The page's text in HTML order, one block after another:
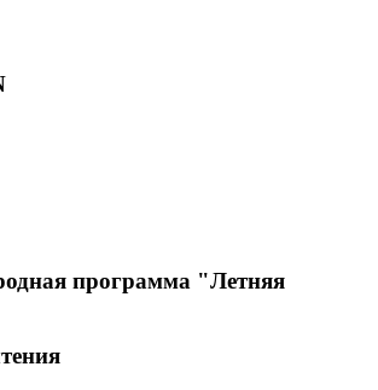
программа "Летняя